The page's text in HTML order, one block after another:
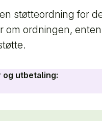
støtteordning for
ordningen, enten
og utbetaling: